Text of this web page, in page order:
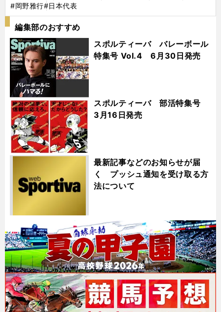
#岡野雅行#日本代表
編集部のおすすめ
スポルティーバ バレーボール
特集号 Vol.4 6月30日発売
スポルティーバ 部活特集号
3月16日発売
最新記事などのお知らせが届
く プッシュ通知を受け取る方
法について